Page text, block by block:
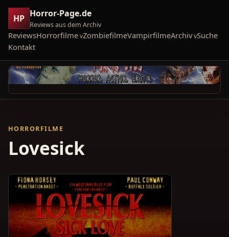
HP Horror-Page.de
Reviews aus dem Archiv
ReviewsHorrorfilme ZombiefilmeVampirfilmeArchiv Suche
Kontakt
HORRORFILME
Lovesick